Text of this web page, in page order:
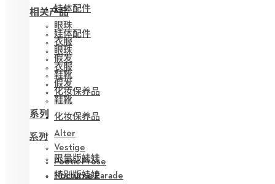
相关产品
娃体配件
眼珠
衣服
假发
鞋靴
化妆保养品
系列
限量版娃娃
特别版娃娃
娃体配件
眼珠
衣服
假发
鞋靴
化妆保养品
系列
Alter
Vestige
Poetic Prose
Nocturne Parade